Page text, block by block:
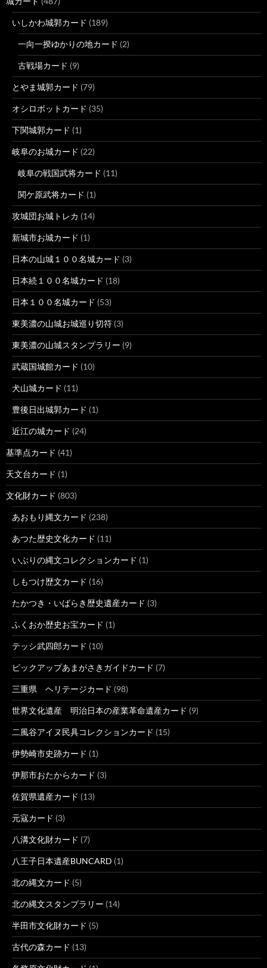
いしかわ城郭カード (189)
一向一揆ゆかりの地カード (2)
古戦場カード (9)
とやま城郭カード (79)
オシロボットカード (35)
下関城郭カード (1)
岐阜のお城カード (22)
岐阜の戦国武将カード (11)
関ケ原武将カード (1)
攻城団お城トレカ (14)
新城市お城カード (1)
日本の山城１００名城カード (3)
日本続１００名城カード (18)
日本１００名城カード (53)
東美濃の山城お城巡り切符 (3)
東美濃の山城スタンプラリー (9)
武蔵国城館カード (10)
犬山城カード (11)
豊後日出城郭カード (1)
近江の城カード (24)
基準点カード (41)
天文台カード (1)
文化財カード (803)
あおもり縄文カード (238)
あつた歴史文化カード (11)
いぶりの縄文コレクションカード (1)
しもつけ歴文カード (16)
たかつき・いばらき歴史遺産カード (3)
ふくおか歴史お宝カード (1)
テッシ武四郎カード (10)
ピックアップあまがさきガイドカード (7)
三重県 ヘリテージカード (98)
世界文化遺産 明治日本の産業革命遺産カード (9)
二風谷アイヌ民具コレクションカード (15)
伊勢崎市史跡カード (1)
伊那市おたからカード (3)
佐賀県遺産カード (13)
元寇カード (3)
八溝文化財カード (7)
八王子日本遺産BUNCARD (1)
北の縄文カード (5)
北の縄文スタンプラリー (14)
半田市文化財カード (5)
古代の森カード (13)